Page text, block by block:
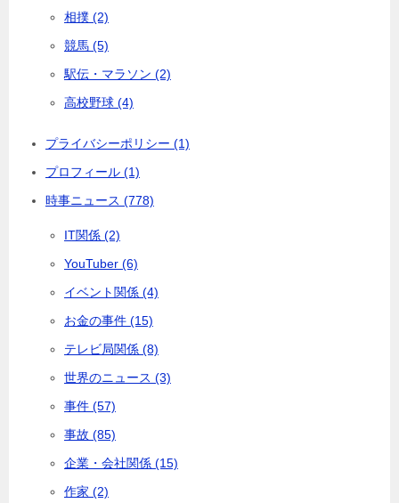
相撲 (2)
競馬 (5)
駅伝・マラソン (2)
高校野球 (4)
プライバシーポリシー (1)
プロフィール (1)
時事ニュース (778)
IT関係 (2)
YouTuber (6)
イベント関係 (4)
お金の事件 (15)
テレビ局関係 (8)
世界のニュース (3)
事件 (57)
事故 (85)
企業・会社関係 (15)
作家 (2)